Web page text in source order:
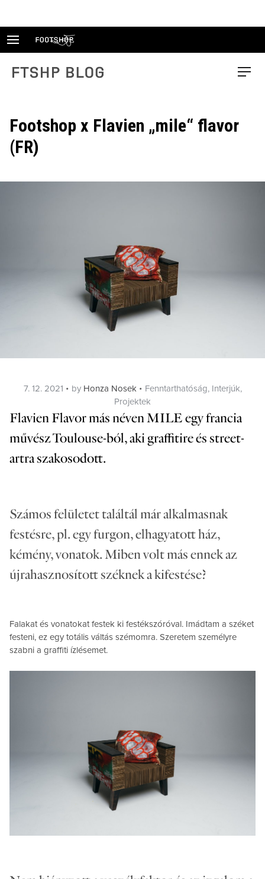
FTSHP blog Menu
Footshop x Flavien „mile“ flavor
(FR)
Posted
7. 12. 2021 by Honza Nosek Categories
Fenntarthatóság, Interjúk,
Projektek
Flavien Flavor más néven MILE egy francia
művész Toulouse-ból, aki graffitire és street-
artra szakosodott.
Számos felületet találtál már alkalmasnak
festésre, pl. egy furgon, elhagyatott ház,
kémény, vonatok. Miben volt más ennek az
újrahasznosított széknek a kifestése?
Falakat és vonatokat festek ki festékszóróval. Imádtam a széket
festeni, ez egy totális váltás szémomra. Szeretem személyre
szabni a graffiti ízlésemet.